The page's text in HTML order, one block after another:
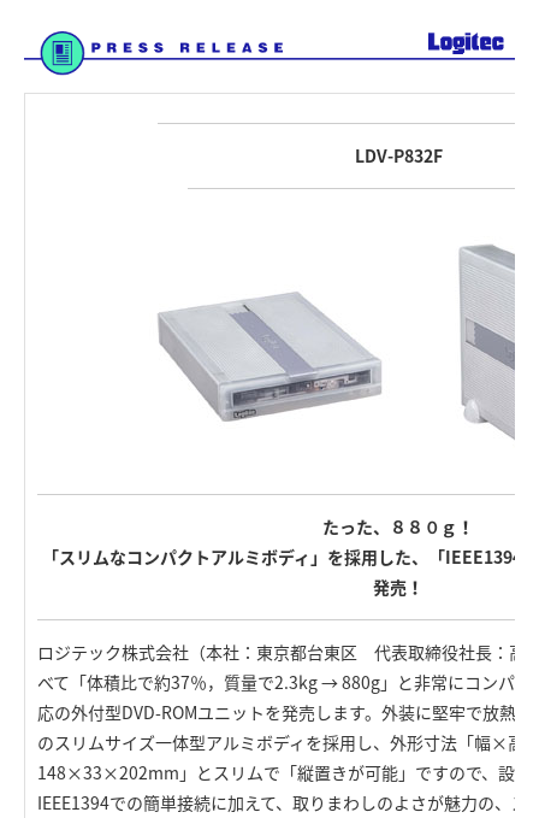
LDV-P832F
たった、８８０ｇ！
「スリムなコンパクトアルミボディ」を採用した、「IEEE1394
発売！
ロジテック株式会社（本社：東京都台東区 代表取締役社長：高
べて「体積比で約37％，質量で2.3kg → 880g」と非常にコンパク
応の外付型DVD-ROMユニットを発売します。外装に堅牢で放熱
のスリムサイズ一体型アルミボディを採用し、外形寸法「幅×高
148×33×202mm」とスリムで「縦置きが可能」ですので、設置
IEEE1394での簡単接続に加えて、取りまわしのよさが魅力の、